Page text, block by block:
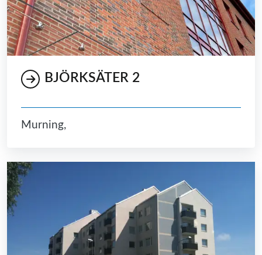
BJÖRKSÄTER 2
Murning,